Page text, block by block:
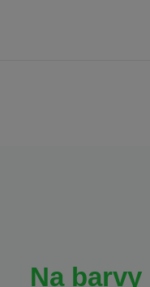
Na barvy